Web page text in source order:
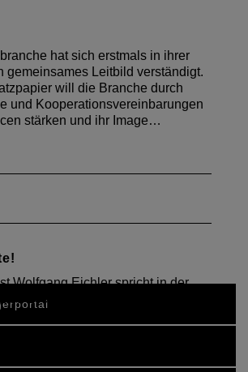
hat sich erstmals in ihrer
gemeinsames Leitbild verständigt.
will die Branche durch
und Kooperationsvereinbarungen
stärken und ihr Image…
Wolfgang Eichler spricht in der
2008 Klartext